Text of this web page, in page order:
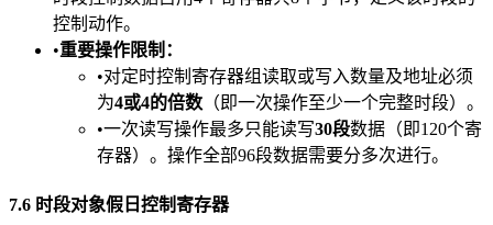
控制动作。
•​​重要操作限制：​
•对定时控制寄存器组读取或写入数量及地址必须
为​​4或4的倍数​ ​（即一次操作至少一个完整时段）。
•一次读写操作最多只能读写​​30段​​数据（即120个寄
存器）。操作全部96段数据需要分多次进行。
​7.6 时段对象假日控制寄存器​